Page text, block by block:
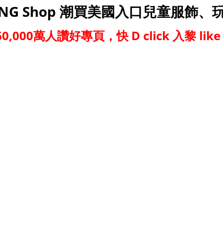
Shop 潮買美國入口兒童服飾、
萬人讚好專頁，快 D click 入黎 like